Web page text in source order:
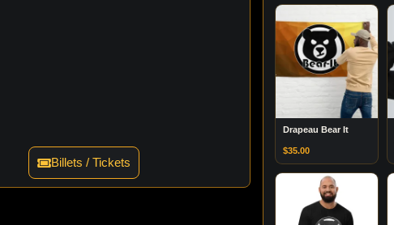
Billets / Tickets
Drapeau Bear It
$35.00